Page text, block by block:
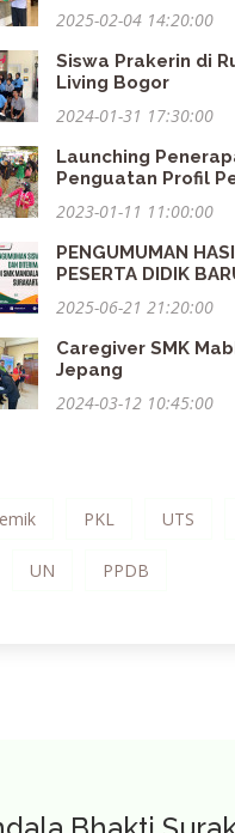
2025-02-04 14:20:00
Siswa Prakerin di
Living Bogor
2024-01-31 17:30:00
Launching
Penguatan Profil
Peringati Hari Guru
2023-01-11 11:00:00
PENGUMUMAN
PESERTA DIDIK
TAHUN AJARAN
2025-06-21 21:20:00
Caregiver SMK
Jepang
2024-03-12 10:45:00
PKL UTS
UN PPDB